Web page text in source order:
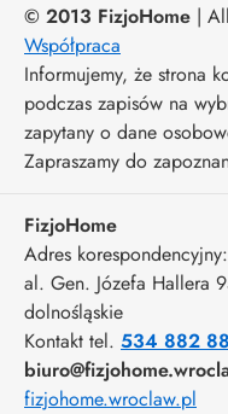
© 2013 FizjoHome |
Współpraca
Informujemy, że strona
podczas zapisów na
zapytany o dane
Zapraszamy do
FizjoHome
Adres korespondencyjny:
al. Gen. Józefa Hallera
dolnośląskie
Kontakt tel. 534 882
fizjohome.wroclaw.pl